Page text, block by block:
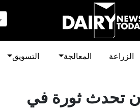
الزراعة المعالجة التسويق
تحدث ثورة في